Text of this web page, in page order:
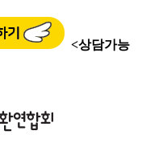
<상담가능